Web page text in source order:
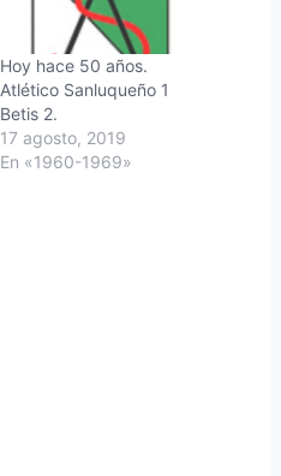
Hoy hace 50 años.
Atlético Sanluqueño 1
Betis 2.
17 agosto, 2019
En «1960-1969»